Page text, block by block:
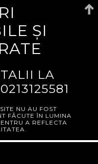
ȘI
LA
0213125581
NU AU FOST
FĂCUTE ÎN LUMINA
A REFLECTA